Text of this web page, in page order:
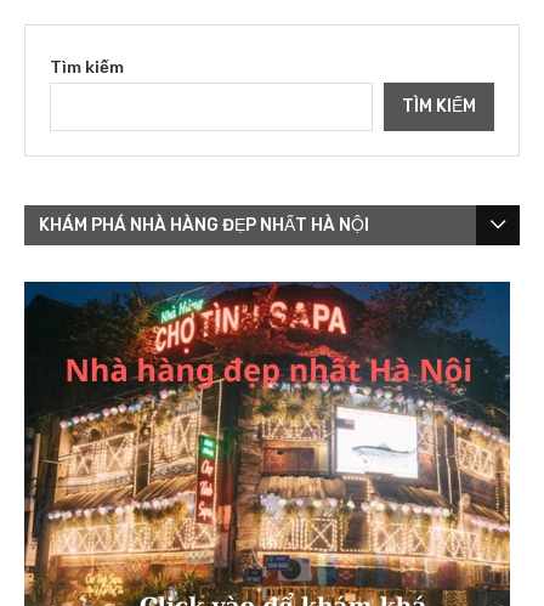
Tìm kiếm
TÌM KIẾM
KHÁM PHÁ NHÀ HÀNG ĐẸP NHẤT HÀ NỘI